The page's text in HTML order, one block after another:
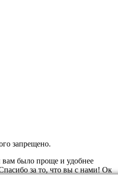
запрещено.
было проще и удобнее
за то, что вы с нами!Ок